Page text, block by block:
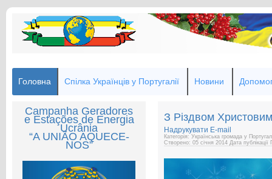
Головна Спілка Українців у Португалії Новини
Campanha Geradores
e Estações de Energia
Ucrânia
“A UNIÃO AQUECE-
NOS”
З Різдвом
Надрукувати E-mail
Категорія: Українська громада у
Створено: 05 січня 2014 Дата публікації